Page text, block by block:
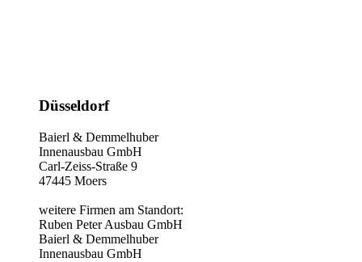
Düsseldorf
Baierl & Demmelhuber
Innenausbau GmbH
Carl-Zeiss-Straße 9
47445 Moers
weitere Firmen am Standort:
Ruben Peter Ausbau GmbH
Baierl & Demmelhuber
Innenausbau GmbH